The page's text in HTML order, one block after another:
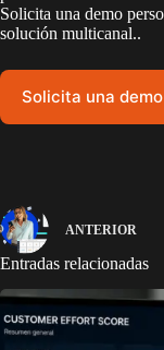
Solicita una demo
solución multicanal..
Solicita una demo
ANTERIOR
Entradas relacionadas